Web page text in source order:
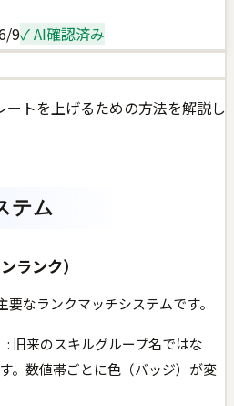
9✓ AI確認済み
トを上げるための方法を解説し
テム
ランク）
なランクマッチシステムです。
: 旧来のスキルグループ名ではな
。数値帯ごとに色（バッジ）が変